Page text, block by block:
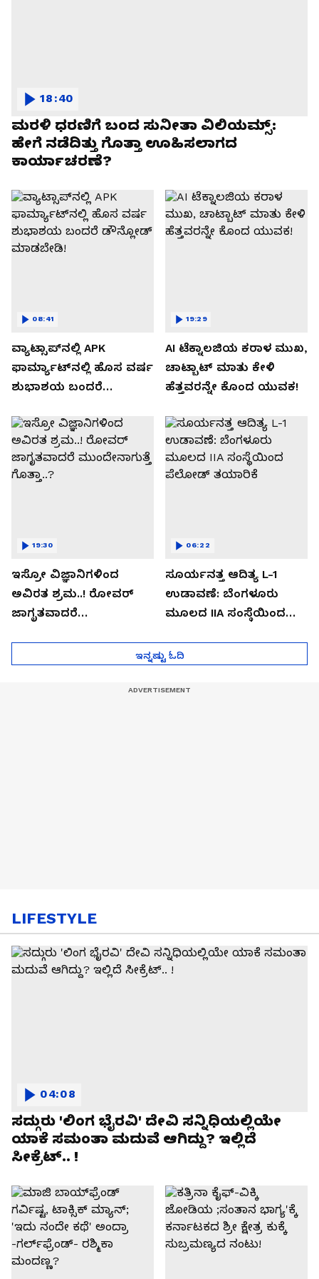
ಮರಳಿ ಧರಣಿಗೆ ಬಂದ ಸುನೀತಾ ವಿಲಿಯಮ್ಸ್:
ಹೇಗೆ ನಡೆದಿತ್ತು ಗೊತ್ತಾ ಊಹಿಸಲಾಗದ
ಕಾರ್ಯಾಚರಣೆ?
18:40
ವ್ಯಾಟ್ಸಾಪ್‌ನಲ್ಲಿ APK
ಫಾರ್ಮ್ಯಾಟ್‌ನಲ್ಲಿ ಹೊಸ ವರ್ಷ
ಶುಭಾಶಯ ಬಂದರೆ
08:41
AI ಟೆಕ್ನಾಲಜಿಯ ಕರಾಳ ಮುಖ,
ಚಾಟ್ಬಾಟ್ ಮಾತು ಕೇಳಿ
ಹೆತ್ತವರನ್ನೇ ಕೊಂದ ಯುವಕ!
19:29
ಇಸ್ರೋ ವಿಜ್ಞಾನಿಗಳಿಂದ
ಅವಿರತ ಶ್ರಮ..! ರೋವರ್
ಜಾಗೃತವಾದರೆ
19:30
ಸೂರ್ಯನತ್ತ ಆದಿತ್ಯ L-1
ಉಡಾವಣೆ: ಬೆಂಗಳೂರು
ಮೂಲದ IIA ಸಂಸ್ಥೆಯಿಂದ
06:22
ಇನ್ನಷ್ಟು ಓದಿ
LIFESTYLE
ಸದ್ಗುರು 'ಲಿಂಗ ಭೈರವಿ' ದೇವಿ ಸನ್ನಿಧಿಯಲ್ಲಿಯೇ
ಯಾಕೆ ಸಮಂತಾ ಮದುವೆ ಆಗಿದ್ದು? ಇಲ್ಲಿದೆ
ಸೀಕ್ರೆಟ್.. !
04:08